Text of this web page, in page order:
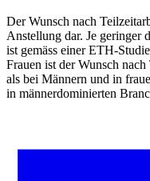
Der Wunsch nach
Anstellung dar. Je geringer
ist gemäss einer ETH-
Frauen ist der Wunsch
als bei Männern und in
in männerdominierten